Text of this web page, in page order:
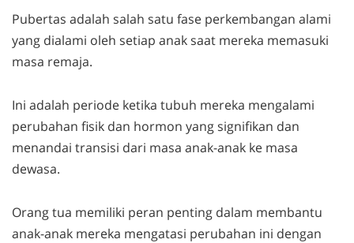
Pubertas adalah salah satu fase perkembangan alami
yang dialami oleh setiap anak saat mereka memasuki
masa remaja.
Ini adalah periode ketika tubuh mereka mengalami
perubahan fisik dan hormon yang signifikan dan
menandai transisi dari masa anak-anak ke masa
dewasa.
Orang tua memiliki peran penting dalam membantu
anak-anak mereka mengatasi perubahan ini dengan